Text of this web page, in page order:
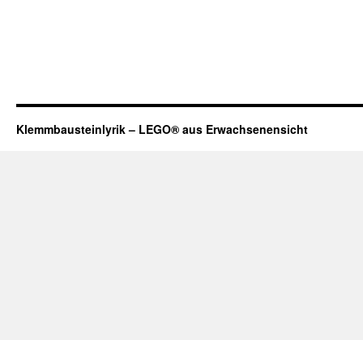
Klemmbausteinlyrik – LEGO® aus Erwachsenensicht